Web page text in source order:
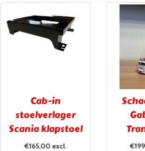
Cab-in
stoelverlager
Scania klapstoel
€165,00 excl.